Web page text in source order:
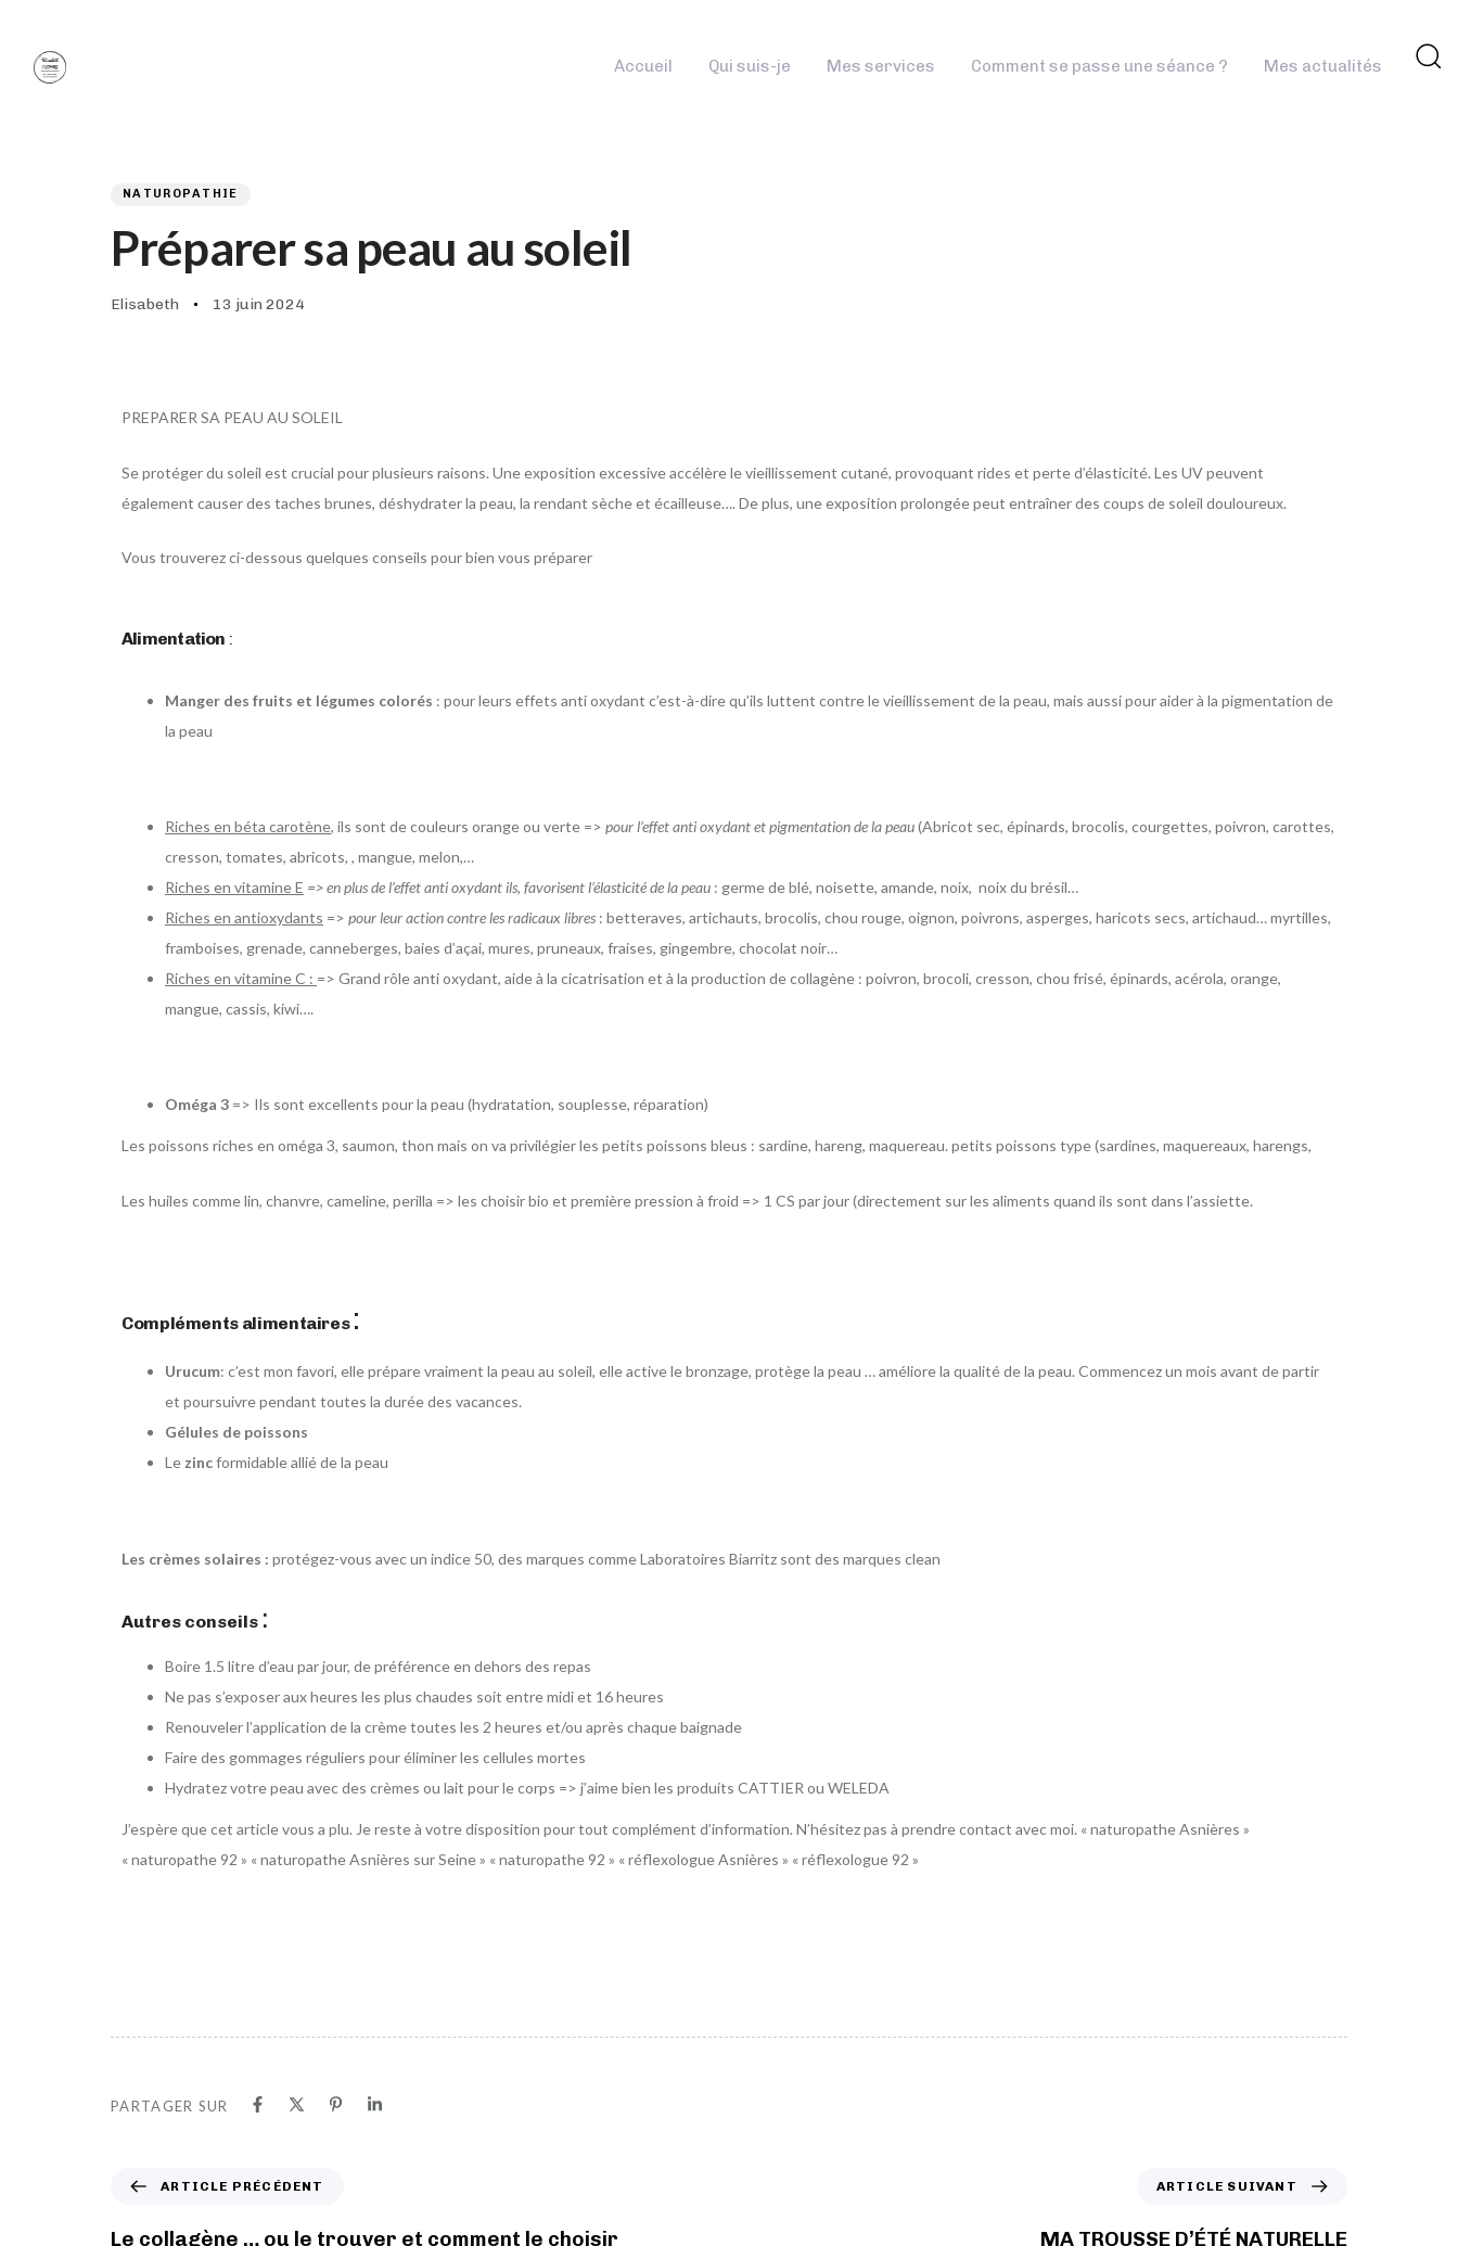
Accueil Qui suis-je Mes services Comment se passe une séance ? Mes actualités
NATUROPATHIE
Préparer sa peau au soleil
Elisabeth 13 juin 2024
PREPARER SA PEAU AU SOLEIL
Se protéger du soleil est crucial pour plusieurs raisons. Une exposition excessive accélère le vieillissement cutané, provoquant rides et perte d’élasticité. Les UV peuvent
également causer des taches brunes, déshydrater la peau, la rendant sèche et écailleuse…. De plus, une exposition prolongée peut entraîner des coups de soleil douloureux.
Vous trouverez ci-dessous quelques conseils pour bien vous préparer
Alimentation :
Manger des fruits et légumes colorés : pour leurs effets anti oxydant c’est-à-dire qu’ils luttent contre le vieillissement de la peau, mais aussi pour aider à la pigmentation de
la peau
Riches en béta carotène, ils sont de couleurs orange ou verte => pour l’effet anti oxydant et pigmentation de la peau(Abricot sec, épinards, brocolis, courgettes, poivron, carottes,
cresson, tomates, abricots, , mangue, melon,…
Riches en vitamine E => en plus de l’effet anti oxydant ils, favorisent l’élasticité de la peau : germe de blé, noisette, amande, noix, noix du brésil…
Riches en antioxydants => pour leur action contre les radicaux libres : betteraves, artichauts, brocolis, chou rouge, oignon, poivrons, asperges, haricots secs, artichaud… myrtilles,
framboises, grenade, canneberges, baies d’açai, mures, pruneaux, fraises, gingembre, chocolat noir…
Riches en vitamine C : => Grand rôle anti oxydant, aide à la cicatrisation et à la production de collagène : poivron, brocoli, cresson, chou frisé, épinards, acérola, orange,
mangue, cassis, kiwi….
Oméga 3 => Ils sont excellents pour la peau (hydratation, souplesse, réparation)
Les poissons riches en oméga 3, saumon, thon mais on va privilégier les petits poissons bleus : sardine, hareng, maquereau. petits poissons type (sardines, maquereaux, harengs,
Les huiles comme lin, chanvre, cameline, perilla => les choisir bio et première pression à froid => 1 CS par jour (directement sur les aliments quand ils sont dans l’assiette.
Compléments alimentaires :
Urucum: c’est mon favori, elle prépare vraiment la peau au soleil, elle active le bronzage, protège la peau … améliore la qualité de la peau. Commencez un mois avant de partir
et poursuivre pendant toutes la durée des vacances.
Gélules de poissons
Le zincformidable allié de la peau
Les crèmes solaires : protégez-vous avec un indice 50, des marques comme Laboratoires Biarritz sont des marques clean
Autres conseils :
Boire 1.5 litre d’eau par jour, de préférence en dehors des repas
Ne pas s’exposer aux heures les plus chaudes soit entre midi et 16 heures
Renouveler l’application de la crème toutes les 2 heures et/ou après chaque baignade
Faire des gommages réguliers pour éliminer les cellules mortes
Hydratez votre peau avec des crèmes ou lait pour le corps => j’aime bien les produits CATTIER ou WELEDA
J’espère que cet article vous a plu. Je reste à votre disposition pour tout complément d’information. N’hésitez pas à prendre contact avec moi. « naturopathe Asnières »
« naturopathe 92 » « naturopathe Asnières sur Seine » « naturopathe 92 » « réflexologue Asnières » « réflexologue 92 »
PARTAGER SUR
ARTICLE PRÉCÉDENT
Le collagène … ou le trouver et comment le choisir
ARTICLE SUIVANT
MA TROUSSE D’ÉTÉ NATURELLE